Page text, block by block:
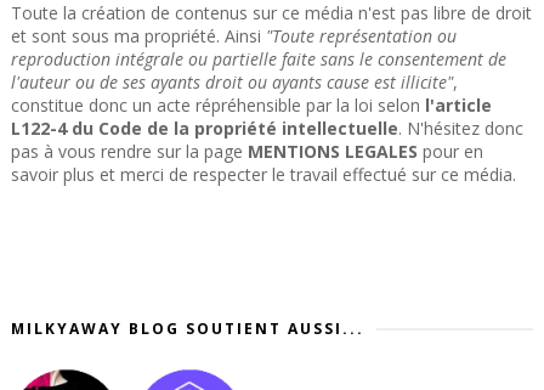
Toute la création de contenus sur ce média n'est pas libre de droit
et sont sous ma propriété. Ainsi "Toute représentation ou
reproduction intégrale ou partielle faite sans le consentement de
l'auteur ou de ses ayants droit ou ayants cause est illicite",
constitue donc un acte répréhensible par la loi selon l'article
L122-4 du Code de la propriété intellectuelle. N'hésitez donc
pas à vous rendre sur la page MENTIONS LEGALES pour en
savoir plus et merci de respecter le travail effectué sur ce média.
MILKYAWAY BLOG SOUTIENT AUSSI...